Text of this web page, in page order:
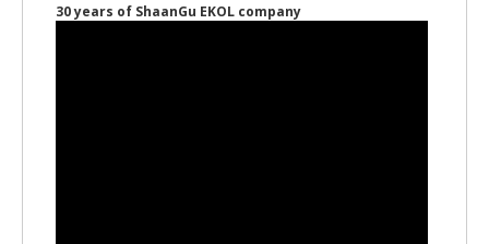
30 years of ShaanGu EKOL company